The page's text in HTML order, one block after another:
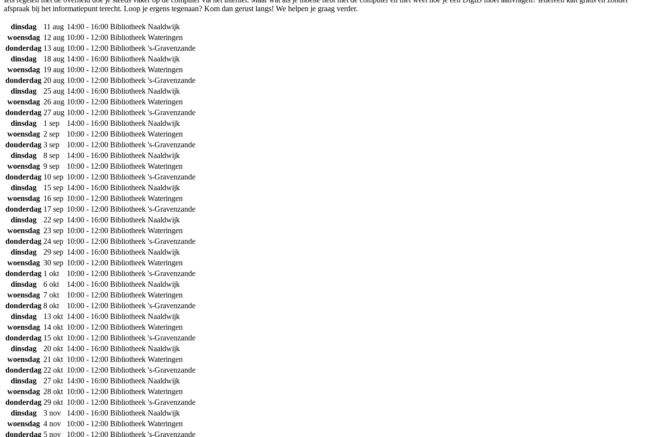
afspraak bij het informatiepunt terecht. Loop je ergens tegenaan? Kom dan gerust langs! We helpen je graag verder.
dinsdag 11 aug 14:00 - 16:00 Bibliotheek Naaldwijk
woensdag 12 aug 10:00 - 12:00 Bibliotheek Wateringen
donderdag 13 aug 10:00 - 12:00 Bibliotheek 's-Gravenzande
dinsdag
18 aug 14:00 - 16:00 Bibliotheek Naaldwijk
woensdag 19 aug 10:00 - 12:00 Bibliotheek Wateringen
donderdag 20 aug 10:00 - 12:00 Bibliotheek 's-Gravenzande
dinsdag
25 aug 14:00 - 16:00 Bibliotheek Naaldwijk
woensdag 26 aug 10:00 - 12:00 Bibliotheek Wateringen
donderdag 27 aug 10:00 - 12:00 Bibliotheek 's-Gravenzande
dinsdag
1 sep 14:00 - 16:00 Bibliotheek Naaldwijk
woensdag 2 sep 10:00 - 12:00 Bibliotheek Wateringen
donderdag 3 sep 10:00 - 12:00 Bibliotheek 's-Gravenzande
dinsdag
8 sep 14:00 - 16:00 Bibliotheek Naaldwijk
woensdag 9 sep 10:00 - 12:00 Bibliotheek Wateringen
donderdag 10 sep 10:00 - 12:00 Bibliotheek 's-Gravenzande
dinsdag
15 sep 14:00 - 16:00 Bibliotheek Naaldwijk
woensdag 16 sep 10:00 - 12:00 Bibliotheek Wateringen
donderdag 17 sep 10:00 - 12:00 Bibliotheek 's-Gravenzande
dinsdag
22 sep 14:00 - 16:00 Bibliotheek Naaldwijk
woensdag 23 sep 10:00 - 12:00 Bibliotheek Wateringen
donderdag 24 sep 10:00 - 12:00 Bibliotheek 's-Gravenzande
dinsdag
29 sep 14:00 - 16:00 Bibliotheek Naaldwijk
woensdag 30 sep 10:00 - 12:00 Bibliotheek Wateringen
donderdag 1 okt 10:00 - 12:00 Bibliotheek 's-Gravenzande
dinsdag
6 okt 14:00 - 16:00 Bibliotheek Naaldwijk
woensdag 7 okt 10:00 - 12:00 Bibliotheek Wateringen
donderdag 8 okt 10:00 - 12:00 Bibliotheek 's-Gravenzande
dinsdag
13 okt 14:00 - 16:00 Bibliotheek Naaldwijk
woensdag 14 okt 10:00 - 12:00 Bibliotheek Wateringen
donderdag 15 okt 10:00 - 12:00 Bibliotheek 's-Gravenzande
dinsdag
20 okt 14:00 - 16:00 Bibliotheek Naaldwijk
woensdag 21 okt 10:00 - 12:00 Bibliotheek Wateringen
donderdag 22 okt 10:00 - 12:00 Bibliotheek 's-Gravenzande
dinsdag
27 okt 14:00 - 16:00 Bibliotheek Naaldwijk
woensdag 28 okt 10:00 - 12:00 Bibliotheek Wateringen
donderdag 29 okt 10:00 - 12:00 Bibliotheek 's-Gravenzande
dinsdag
3 nov 14:00 - 16:00 Bibliotheek Naaldwijk
woensdag 4 nov 10:00 - 12:00 Bibliotheek Wateringen
donderdag 5 nov 10:00 - 12:00 Bibliotheek 's-Gravenzande